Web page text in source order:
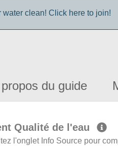
clean! Click here to join!
du guide
Qualité de l'eau
l'onglet Info Source pour